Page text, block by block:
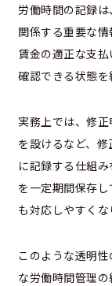
労働時間の記録
関係する重要な
賃金の適正な支
確認できる状態を
実務上では、修
を設けるなど、
に記録する仕組
を一定期間保存
も対応しやすくな
このような透明
な労働時間管理の